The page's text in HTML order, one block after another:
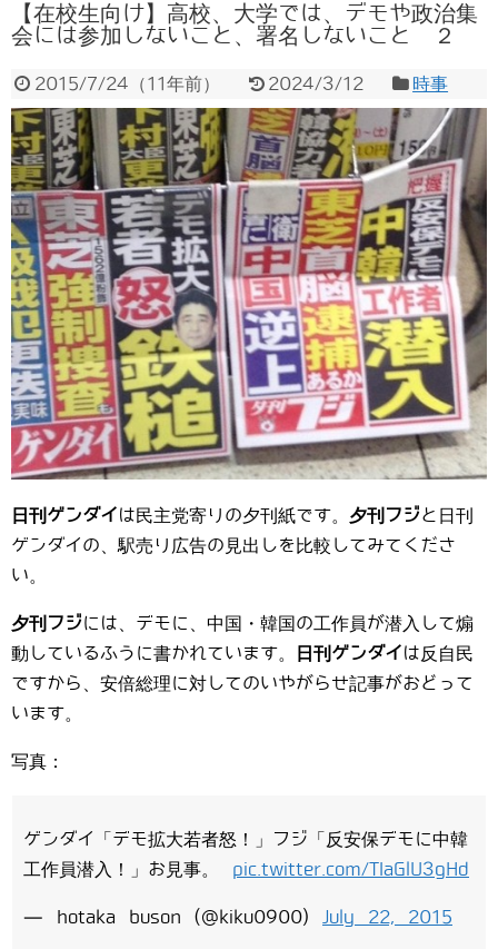
【在校生向け】高校、大学では、デモや政治集
会には参加しないこと、署名しないこと ２
2015/7/24 （11年前） 2024/3/12 時事
日刊ゲンダイ は民主党寄りの夕刊紙です。 夕刊フジと日刊
ゲンダイの、駅売り広告の見出しを比較してみてくださ
い。
夕刊フジには、デモに、中国・韓国の工作員が潜入して煽
動しているふうに書かれています。
日刊ゲンダイ は反自民
ですから、安倍総理に対してのいやがらせ記事がおどって
います。
写真：
ゲンダイ「デモ拡大若者怒！」フジ「反安保デモに中韓
工作員潜入！」お見事。 pic.twitter.com/TIaGlU3gHd
— hotaka buson (@kiku0900) July 22, 2015